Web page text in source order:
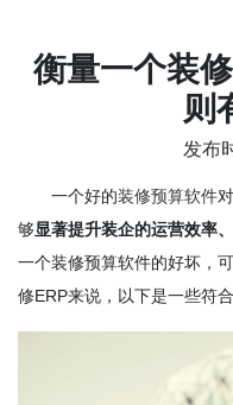
衡量一个装
则
发布
一个好的装修预算软件
够显著提升装企的运营效率
一个装修预算软件的好坏，
修ERP来说，以下是一些符